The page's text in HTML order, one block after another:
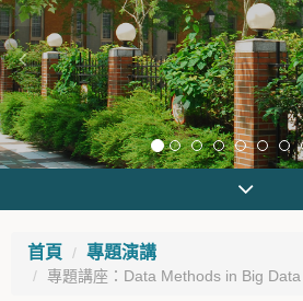
首頁 專題演講
專題講座：Data Methods in Big Data